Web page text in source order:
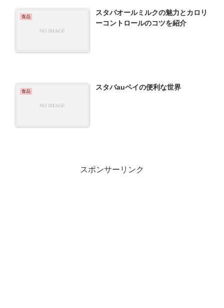
食品
スタバオールミルクの魅力とカロリ
ーコントロールのコツを紹介
食品 スタバauペイの便利な世界
スポンサーリンク